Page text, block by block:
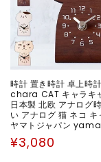
時計 置き時計 卓上時
chara CAT キャラキ
日本製 北欧 アナログ
い アナログ 猫 ネコ キ
ヤマトジャパン
通
¥3,080